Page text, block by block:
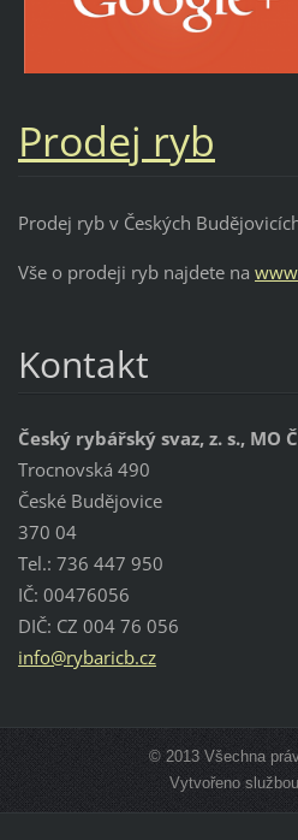
Prodej ryb
Prodej ryb v Českých
Vše o prodeji ryb najdete na
Kontakt
Český rybářský svaz, z. s., MO
Trocnovská 490
České Budějovice
370 04
Tel.: 736 447 950
IČ: 00476056
DIČ: CZ 004 76 056
info@rybaricb.cz
© 2013 Všechna
Vytvořeno